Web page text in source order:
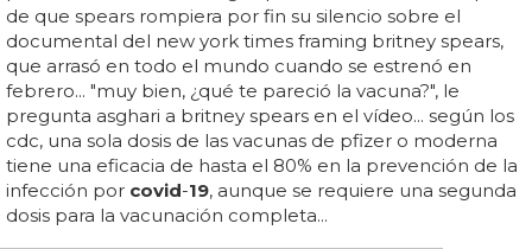
de que spears rompiera por fin su silencio sobre el
documental del new york times framing britney spears,
que arrasó en todo el mundo cuando se estrenó en
febrero... "muy bien, ¿qué te pareció la vacuna?", le
pregunta asghari a britney spears en el vídeo... según los
cdc, una sola dosis de las vacunas de pfizer o moderna
tiene una eficacia de hasta el 80% en la prevención de la
infección por covid-19, aunque se requiere una segunda
dosis para la vacunación completa...